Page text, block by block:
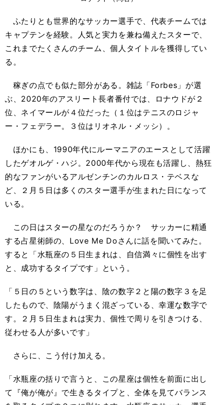
ふたりとも世界的なサッカー選手で、代表チームでは
キャプテンを経験。人気と実力を兼ね備えたスターで、
これまでたくさんのチーム、個人タイトルを獲得してい
る。
稼ぎの点でも似た部分がある。雑誌「Forbes」が選
ぶ、2020年のアスリート長者番付では、ロナウドが２
位、ネイマールが４位だった（１位はテニスのロジャ
ー・フェデラー。３位はリオネル・メッシ）。
ほかにも、1990年代にルーマニアのエースとして活躍
したゲオルゲ・ハジ。2000年代から現在も活躍し、熱狂
的なファンがいるアルゼンチンのカルロス・テベスな
ど、２月５日は多くのスター選手が生まれた日になって
いる。
この日はスターの星なのだろうか？ サッカーに精通
する占星術師の、Love Me Doさんに話を聞いてみた。
すると「水瓶座の５日生まれは、自信満々に個性を出す
と、成功するタイプです」という。
「５日の５という数字は、陰の数字２と陽の数字３を足
したもので、陰陽がうまく混ざっている、幸運な数字で
す。２月５日生まれは実力、個性で周りを引きつける、
従わせる人が多いです」
さらに、こう付け加える。
「水瓶座の括りで言うと、この星座は個性を前面に出し
て『俺が俺が』で生きるタイプと、全体を見てバランス